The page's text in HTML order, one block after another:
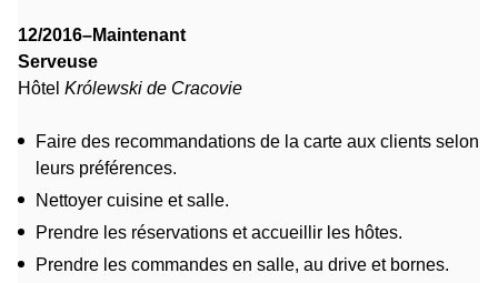
12/2016–Maintenant
Serveuse
Hôtel Królewski de Cracovie
Faire des recommandations de la carte aux clients selon
leurs préférences.
Nettoyer cuisine et salle.
Prendre les réservations et accueillir les hôtes.
Prendre les commandes en salle, au drive et bornes.